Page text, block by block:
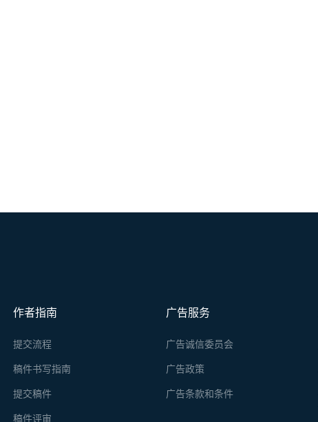
广告服务
广告诚信委员会
广告政策
广告条款和条件
作者指南
提交流程
稿件书写指南
提交稿件
稿件评审